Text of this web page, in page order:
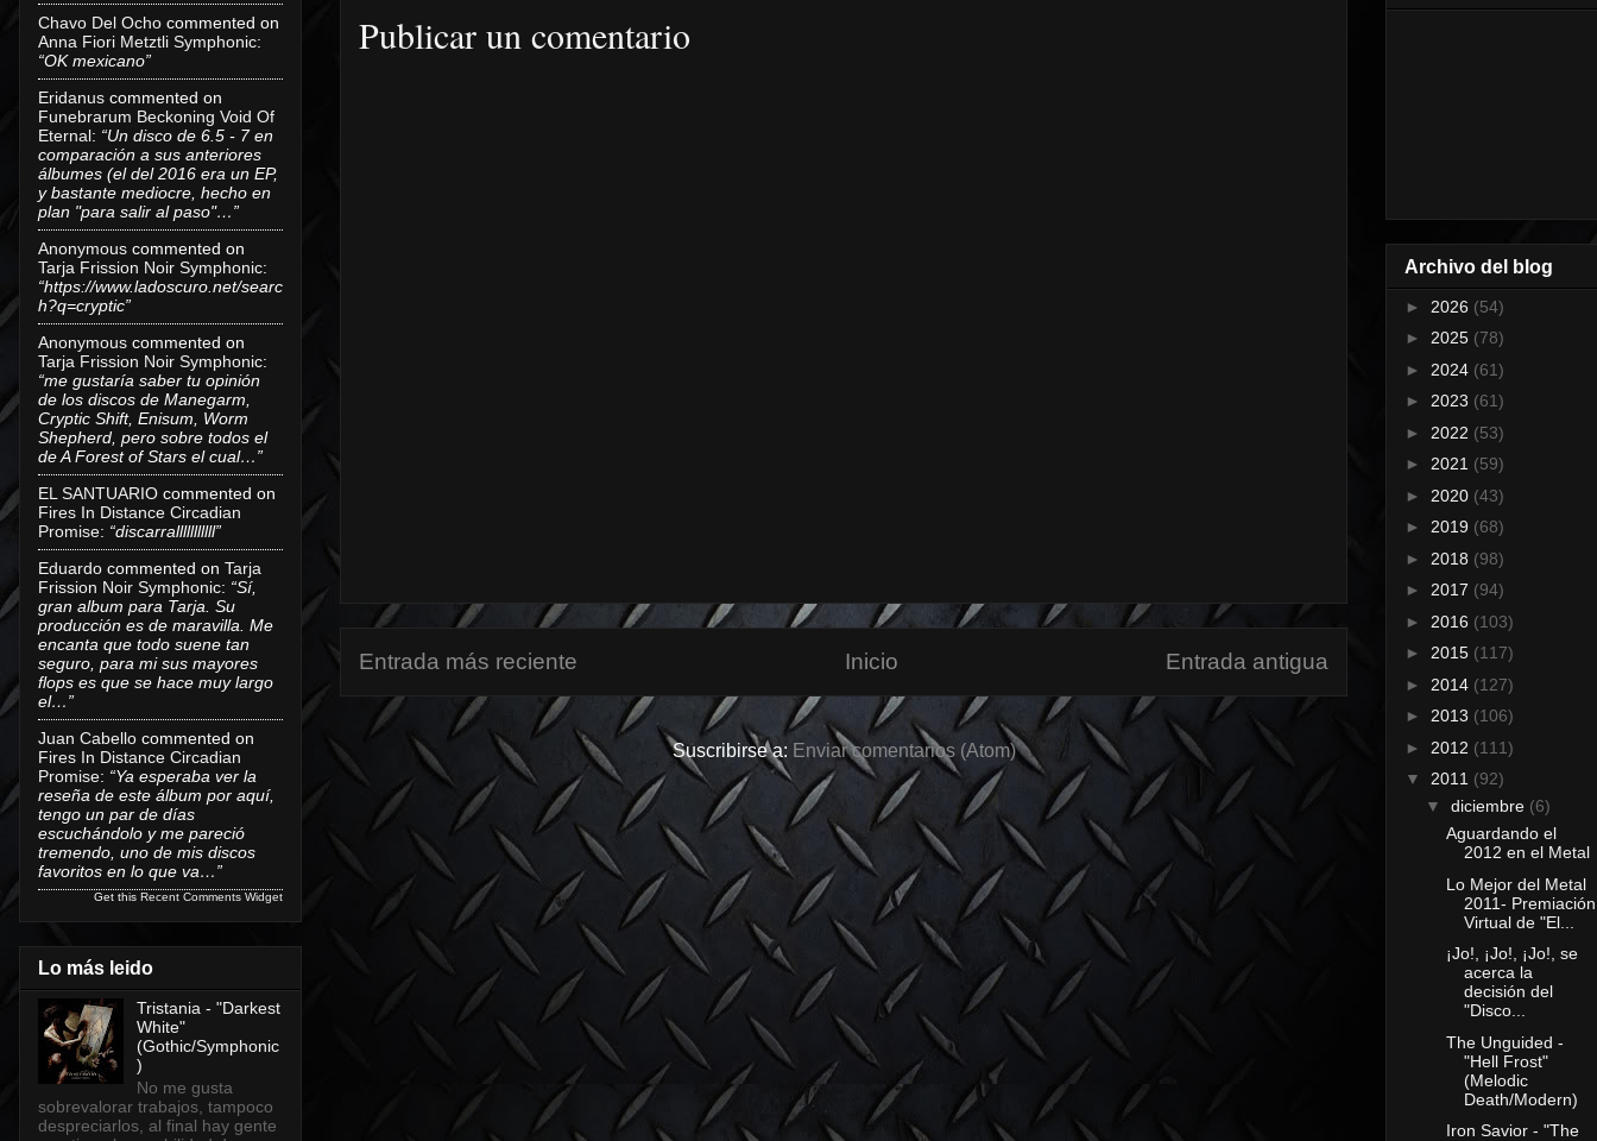
Publicar un comentario
Entrada más reciente Entrada antigua
Inicio
Suscribirse a: Enviar comentarios (Atom)
Chavo Del Ocho commented on
Anna Fiori Metztli Symphonic:
“OK mexicano”
Eridanus commented on
Funebrarum Beckoning Void Of
Eternal: “Un disco de 6.5 - 7 en
comparación a sus anteriores
álbumes (el del 2016 era un EP,
y bastante mediocre, hecho en
plan "para salir al paso"…”
Anonymous commented on
Tarja Frission Noir Symphonic:
“https://www.ladoscuro.net/searc
h?q=cryptic”
Anonymous commented on
Tarja Frission Noir Symphonic:
“me gustaría saber tu opinión
de los discos de Manegarm,
Cryptic Shift, Enisum, Worm
Shepherd, pero sobre todos el
de A Forest of Stars el cual…”
EL SANTUARIO commented on
Fires In Distance Circadian
Promise: “discarralllllllllll”
Eduardo commented on Tarja
Frission Noir Symphonic: “Sí,
gran album para Tarja. Su
producción es de maravilla. Me
encanta que todo suene tan
seguro, para mi sus mayores
flops es que se hace muy largo
el…”
Juan Cabello commented on
Fires In Distance Circadian
Promise: “Ya esperaba ver la
reseña de este álbum por aquí,
tengo un par de días
escuchándolo y me pareció
tremendo, uno de mis discos
favoritos en lo que va…”
Get this Recent Comments Widget
Lo más leido
Tristania - "Darkest
White"
(Gothic/Symphonic
)
No me gusta
sobrevalorar trabajos, tampoco
despreciarlos, al final hay gente
Archivo del blog
► 2026 (54)
► 2025 (78)
► 2024 (61)
► 2023 (61)
► 2022 (53)
► 2021 (59)
► 2020 (43)
► 2019 (68)
► 2018 (98)
► 2017 (94)
► 2016 (103)
► 2015 (117)
► 2014 (127)
► 2013 (106)
► 2012 (111)
▼ 2011 (92)
▼ diciembre (6)
Aguardando el
2012 en el Metal
Lo Mejor del Metal
2011- Premiación
Virtual de "El...
¡Jo!, ¡Jo!, ¡Jo!, se
acerca la
decisión del
"Disco...
The Unguided -
"Hell Frost"
(Melodic
Death/Modern)
Iron Savior - "The